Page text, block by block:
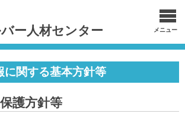
ー人材センター メニュー
に関する基本方針等
護方針等